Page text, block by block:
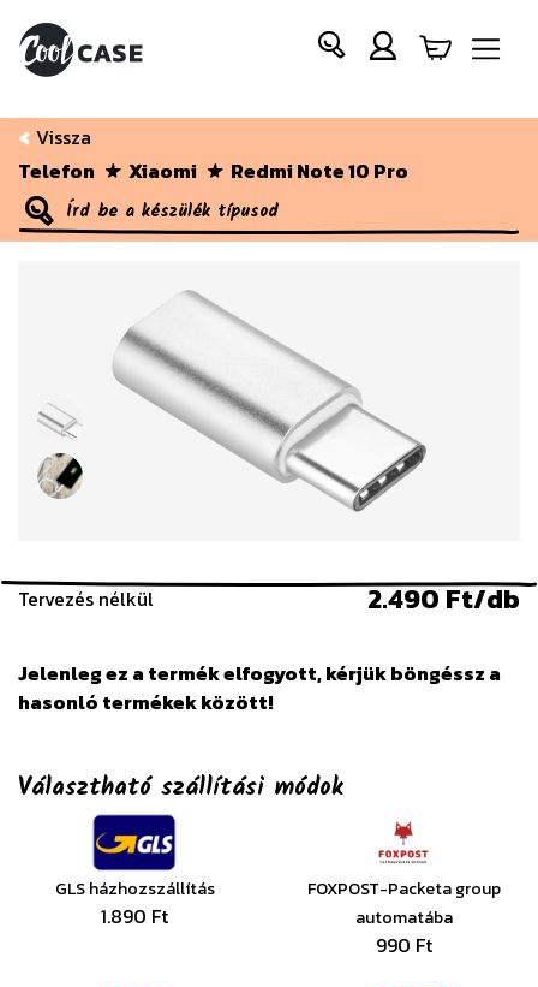
Vissza
Telefon
Xiaomi Redmi Note 10 Pro
Tervezés nélkül 2.490 Ft/db
Jelenleg ez a termék elfogyott, kérjük böngéssz a
hasonló termékek között!
Választható szállítási módok
GLS házhozszállítás
1.890 Ft
FOXPOST-Packeta group
automatába
990 Ft